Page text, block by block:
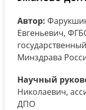
Автор:
Евгеньевич,
Минздрава
Научный
Николаевич,
ДПО